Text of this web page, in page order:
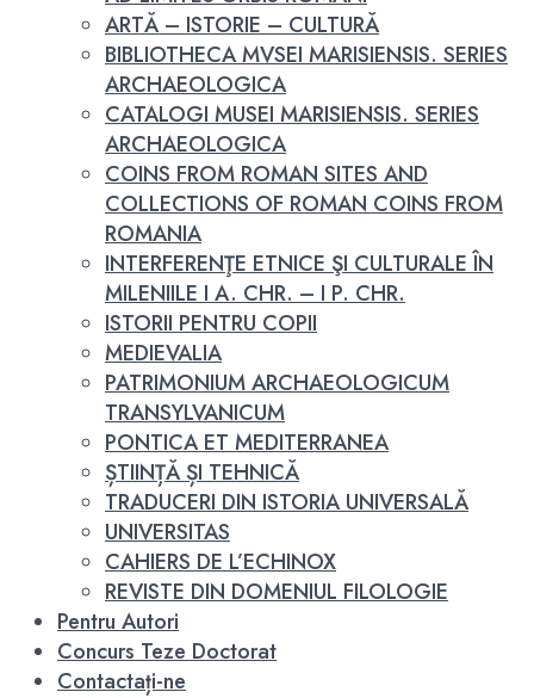
ARTĂ – ISTORIE – CULTURĂ
BIBLIOTHECA MVSEI MARISIENSIS. SERIES
ARCHAEOLOGICA
CATALOGI MUSEI MARISIENSIS. SERIES
ARCHAEOLOGICA
COINS FROM ROMAN SITES AND
COLLECTIONS OF ROMAN COINS FROM
ROMANIA
INTERFERENŢE ETNICE ŞI CULTURALE ÎN
MILENIILE I A. CHR. – I P. CHR.
ISTORII PENTRU COPII
MEDIEVALIA
PATRIMONIUM ARCHAEOLOGICUM
TRANSYLVANICUM
PONTICA ET MEDITERRANEA
ȘTIINȚĂ ȘI TEHNICĂ
TRADUCERI DIN ISTORIA UNIVERSALĂ
UNIVERSITAS
CAHIERS DE L’ECHINOX
REVISTE DIN DOMENIUL FILOLOGIE
Pentru Autori
Concurs Teze Doctorat
Contactați-ne